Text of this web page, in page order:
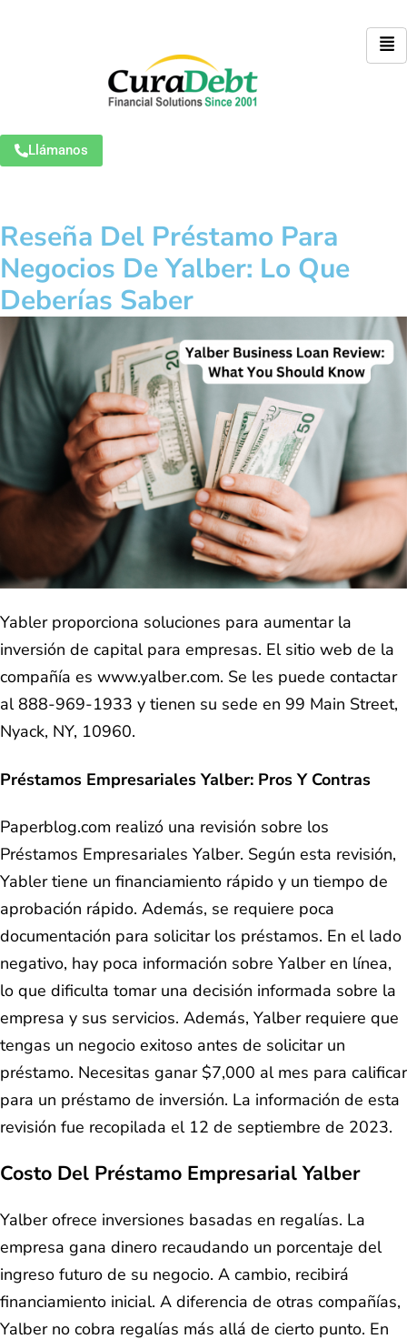
Llámanos
Reseña Del Préstamo Para
Negocios De Yalber: Lo Que
Deberías Saber
Yabler proporciona soluciones para aumentar la
inversión de capital para empresas. El sitio web de la
compañía es www.yalber.com. Se les puede contactar
al 888-969-1933 y tienen su sede en 99 Main Street,
Nyack, NY, 10960.
Préstamos Empresariales Yalber: Pros Y Contras
Paperblog.com realizó una revisión sobre los
Préstamos Empresariales Yalber. Según esta revisión,
Yabler tiene un financiamiento rápido y un tiempo de
aprobación rápido. Además, se requiere poca
documentación para solicitar los préstamos. En el lado
negativo, hay poca información sobre Yalber en línea,
lo que dificulta tomar una decisión informada sobre la
empresa y sus servicios. Además, Yalber requiere que
tengas un negocio exitoso antes de solicitar un
préstamo. Necesitas ganar $7,000 al mes para calificar
para un préstamo de inversión. La información de esta
revisión fue recopilada el 12 de septiembre de 2023.
Costo Del Préstamo Empresarial Yalber
Yalber ofrece inversiones basadas en regalías. La
empresa gana dinero recaudando un porcentaje del
ingreso futuro de su negocio. A cambio, recibirá
financiamiento inicial. A diferencia de otras compañías,
Yalber no cobra regalías más allá de cierto punto. En